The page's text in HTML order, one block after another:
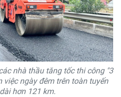
nhà thầu tăng tốc thi công "3
việc ngày đêm trên toàn tuyến
hơn 121 km.